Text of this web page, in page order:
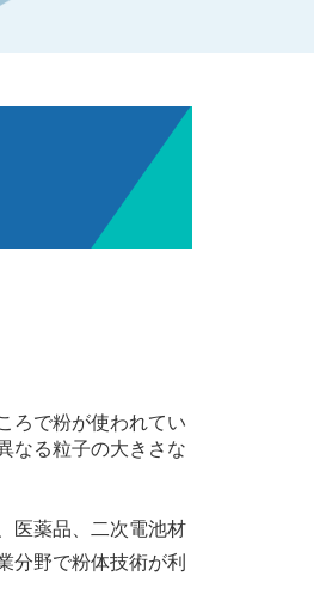
ろで粉が使われてい
なる粒子の大きさな
医薬品、二次電池材
分野で粉体技術が利